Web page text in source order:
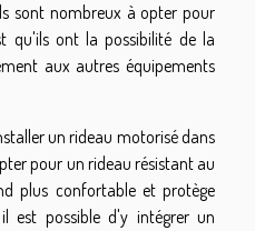
sont nombreux à opter pour
qu'ils ont la possibilité de la
aux autres équipements
un rideau motorisé dans
pour un rideau résistant au
plus confortable et protège
est possible d'y intégrer un